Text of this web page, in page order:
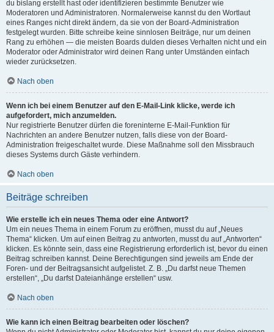
du bislang erstellt hast oder identifizieren bestimmte Benutzer wie
Moderatoren und Administratoren. Normalerweise kannst du den Wortlaut
eines Ranges nicht direkt ändern, da sie von der Board-Administration
festgelegt wurden. Bitte schreibe keine sinnlosen Beiträge, nur um deinen
Rang zu erhöhen — die meisten Boards dulden dieses Verhalten nicht und ein
Moderator oder Administrator wird deinen Rang unter Umständen einfach
wieder zurücksetzen.
Nach oben
Wenn ich bei einem Benutzer auf den E-Mail-Link klicke, werde ich
aufgefordert, mich anzumelden.
Nur registrierte Benutzer dürfen die foreninterne E-Mail-Funktion für
Nachrichten an andere Benutzer nutzen, falls diese von der Board-
Administration freigeschaltet wurde. Diese Maßnahme soll den Missbrauch
dieses Systems durch Gäste verhindern.
Nach oben
Beiträge schreiben
Wie erstelle ich ein neues Thema oder eine Antwort?
Um ein neues Thema in einem Forum zu eröffnen, musst du auf „Neues
Thema“ klicken. Um auf einen Beitrag zu antworten, musst du auf „Antworten“
klicken. Es könnte sein, dass eine Registrierung erforderlich ist, bevor du einen
Beitrag schreiben kannst. Deine Berechtigungen sind jeweils am Ende der
Foren- und der Beitragsansicht aufgelistet. Z. B. „Du darfst neue Themen
erstellen“, „Du darfst Dateianhänge erstellen“ usw.
Nach oben
Wie kann ich einen Beitrag bearbeiten oder löschen?